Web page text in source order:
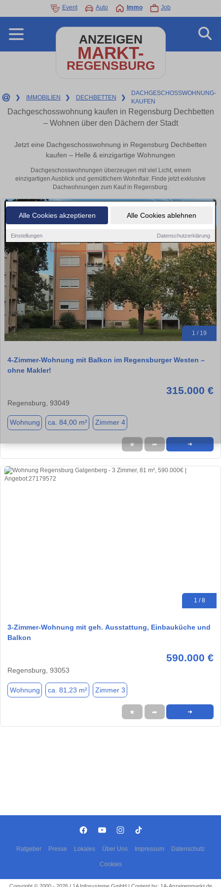
Alle Cookies akzeptieren Alle Cookies ablehnen
Einstellungen Datenschutzerklärung
Event Auto Immo Job
ANZEIGEN
MARKT-
REGENSBURG
❯ IMMOBILIEN ❯ DECHBETTEN ❯
DACHGESCHOSSWOHNUNG-
KAUFEN
Dachgeschosswohnung kaufen in Regensburg Dechbetten
– Wohnen über den Dächern der Stadt
Jetzt eine Dachgeschosswohnung in Regensburg Dechbetten
kaufen – Helle & einzigartige Wohnungen
Dachgeschosswohnungen überzeugen mit viel Licht, einem
einzigartigen Ausblick und gemütlichem Wohnflair. Finde jetzt exklusive
Dachwohnungen zum Kauf in Regensburg.
1 / 19
4-Zimmer-Wohnung mit Balkon im Regensburger Westen –
ohne Makler!
315.000 €
Regensburg, 93049
Wohnung ca. 84,00 m² Zimmer 4
★ ➦ ➜
1 / 8
3-Zimmer-Wohnung mit geh. Ausstattung, Einbauküche und
Balkon
590.000 €
Regensburg, 93053
Wohnung ca. 81,23 m² Zimmer 3
★ ➦ ➜
Ratgeber Presse Lokales Über Uns Impressum Datenschutz
Cookies